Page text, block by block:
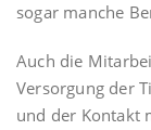
sogar manche
Auch die
Versorgung der
und der Kontakt